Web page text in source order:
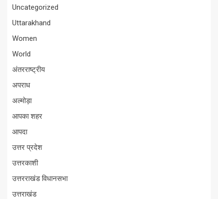
Uncategorized
Uttarakhand
Women
World
अंतरराष्ट्रीय
अपराध
अल्मोड़ा
आपका शहर
आपदा
उत्तर प्रदेश
उत्तरकाशी
उत्तरराखंड विधानसभा
उत्तराखंड